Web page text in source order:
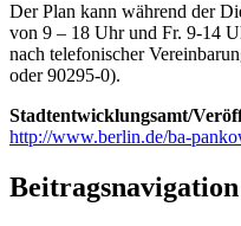
Der Plan kann während der
von 9 – 18 Uhr und Fr. 9-14
nach telefonischer
oder 90295-0).
Stadtentwicklungsamt/
http://www.berlin.de/ba-
Beitragsnavigation